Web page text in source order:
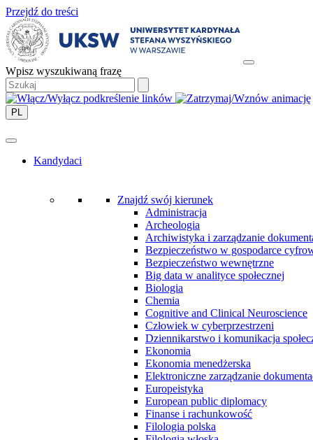
Przejdź do treści
Wpisz wyszukiwaną frazę
PL
Kandydaci
Znajdź swój kierunek
Administracja
Archeologia
Archiwistyka i zarządzanie
Bezpieczeństwo w gospodarce
Bezpieczeństwo wewnętrzne
Big data w analityce społecznej
Biologia
Chemia
Cognitive and Clinical Neuroscience
Człowiek w cyberprzestrzeni
Dziennikarstwo i komunikacja
Ekonomia
Ekonomia menedżerska
Elektroniczne zarządzanie
Europeistyka
European public diplomacy
Finanse i rachunkowość
Filologia polska